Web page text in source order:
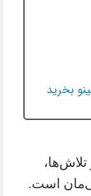
بخرید
است.